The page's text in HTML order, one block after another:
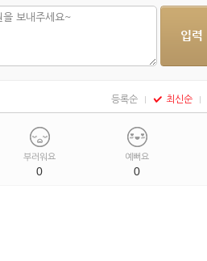
등록순 최신순
부러워요
0
예뻐요
0